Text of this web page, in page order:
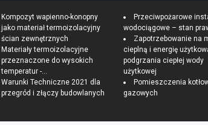
Kompozyt wapienno-konopny
jako materiał termoizolacyjny
ścian zewnętrznych
Materiały termoizolacyjne
przeznaczone do wysokich
temperatur -...
Warunki Techniczne 2021 dla
przegród i złączy budowlanych
Przeciwpożarowe
wodociągowe – stan
Zapotrzebowanie na
cieplną i energię
podgrzania ciepłej wody
użytkowej
Pomieszczenia
gazowych